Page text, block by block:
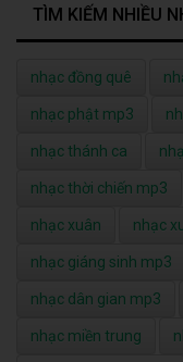
TÌM KIẾM NHIỀU
nhạc đồng quê
nhạc phật mp3
nhạc thánh ca
nhạc thời chiến mp3
nhạc xuân nhạc
nhạc giáng sinh mp3
nhạc dân gian mp3
nhạc miền trung